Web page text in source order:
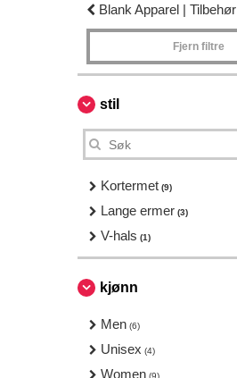
Blank Apparel | Tilbehør
Fjern filtre
stil
Kortermet (9)
Lange ermer (3)
V-hals (1)
kjønn
Men (6)
Unisex (4)
Women (9)